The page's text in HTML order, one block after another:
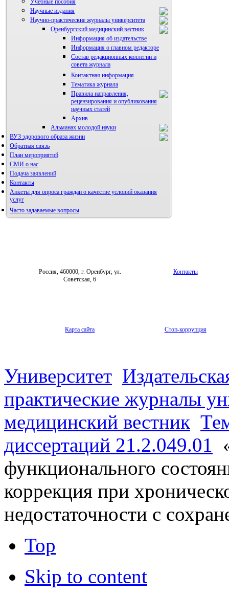
Учебные пособия
Научные издания
Научно-практические журналы университета
Оренбургский медицинский вестник
Информация об издательстве
Информация о главном редакторе
Состав редакционных коллегии и
совета журнала
Контактная информация
Тематика журнала
Правила направления,
рецензирования и опубликования
научных статей
Архив
Альманах молодой науки
Редакция журнала
ВУЗ здорового образа жизни
Фотогалерея
Обратная связь
План мероприятий
СМИ о нас
Подача заявлений
Контакты
Анкеты для опроса граждан о качестве условий оказания
услуг
Часто задаваемые вопросы
Россия, 460000, г. Оренбург, ул.
Советская, 6
Контакты
Карта сайта Стоп-коррупция
Университет
практические журналы
медицинский вестник
диссертаций 21.2.049.01
функционального
коррекция при
недостаточности с
Top
Skip to content